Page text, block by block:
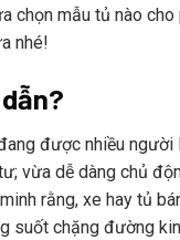
chọn mẫu tủ nào
nhé!
được nhiều
vừa dễ dàng chủ
rằng, xe hay tủ
suốt chặng đường